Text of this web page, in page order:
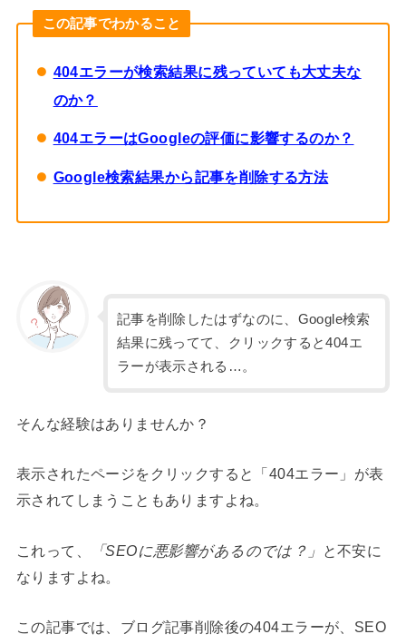
この記事でわかること
404エラーが検索結果に残っていても大丈夫な
のか？
404エラーはGoogleの評価に影響するのか？
Google検索結果から記事を削除する方法
記事を削除したはずなのに、Google検索
結果に残ってて、クリックすると404エ
ラーが表示される…。
そんな経験はありませんか？
表示されたページをクリックすると「404エラー」が表
示されてしまうこともありますよね。
これって、 「SEOに悪影響があるのでは？」 と不安に
なりますよね。
この記事では、ブログ記事削除後の404エラーが、SEO